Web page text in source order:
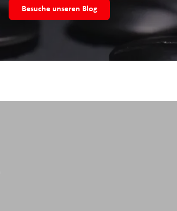
Besuche unseren Blog